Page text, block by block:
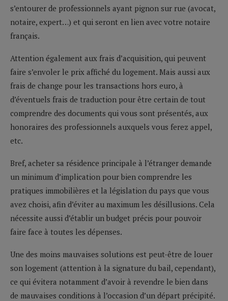
s’entourer de professionnels ayant pignon sur rue (avocat,
notaire, expert…) et qui seront en lien avec votre notaire
français.
Attention également aux frais d’acquisition, qui peuvent
faire s’envoler le prix affiché du logement. Mais aussi aux
frais de change pour les transactions hors euro, à
d’éventuels frais de traduction pour être certain de tout
comprendre des documents qui vous sont présentés, aux
honoraires des professionnels auxquels vous ferez appel,
etc.
Bref, acheter sa résidence principale à l’étranger demande
un minimum d’implication pour bien comprendre les
pratiques immobilières et la législation du pays que vous
avez choisi, afin d’éviter au maximum les désillusions. Cela
nécessite aussi d’établir un budget précis pour pouvoir
faire face à toutes les dépenses.
Une des moins mauvaises solutions est peut-être de louer
son logement (attention à la signature du bail, cependant),
ce qui évitera notamment d’avoir à revendre le bien dans
de mauvaises conditions à l’occasion d’un départ précipité.